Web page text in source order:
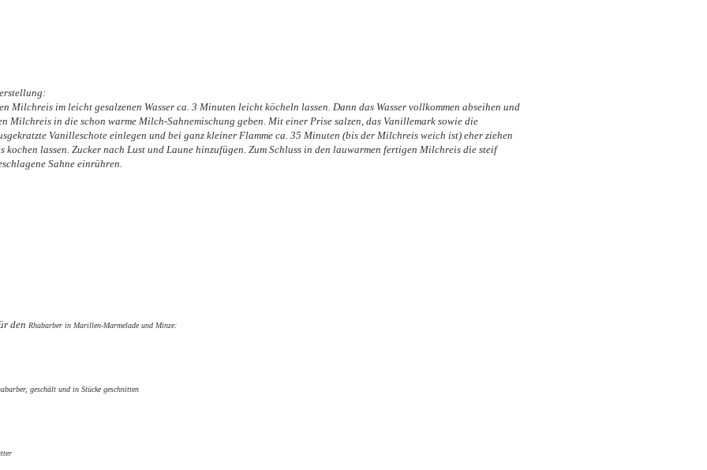
Milchreis im leicht gesalzenen Wasser ca. 3 Minuten leicht köcheln lassen. Dann das Wasser vollkommen abseihen und
Milchreis in die schon warme Milch-Sahnemischung geben. Mit einer Prise salzen, das Vanillemark sowie die
Vanilleschote einlegen und bei ganz kleiner Flamme ca. 35 Minuten (bis der Milchreis weich ist) eher ziehen
kochen lassen. Zucker nach Lust und Laune hinzufügen. Zum Schluss in den lauwarmen fertigen Milchreis die steif
Sahne einrühren.
den Rhabarber in Marillen-Marmelade und Minze:
geschält und in Stücke geschnitten